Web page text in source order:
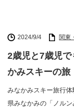
2024/9/4 関東
2歳児と7歳児
かみスキーの旅
みなかみスキー旅行
県みなかみの「ノル